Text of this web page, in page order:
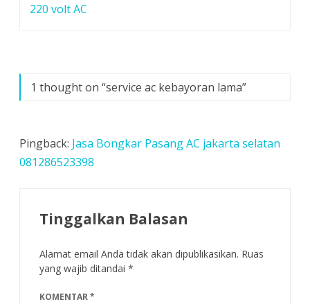
220 volt AC
1 thought on “service ac kebayoran lama”
Pingback: Jasa Bongkar Pasang AC jakarta selatan
081286523398
Tinggalkan Balasan
Alamat email Anda tidak akan dipublikasikan. Ruas
yang wajib ditandai *
KOMENTAR*